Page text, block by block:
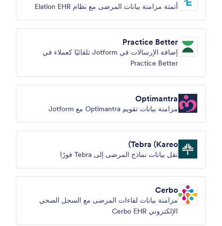
أتمتة مزامنة بيانات المرضى مع نظام Elation EHR
Practice Better
إضافة الإرسالات في Jotform تلقائيًا كعملاء في
Practice Better
Optimantra
مزامنة بيانات تقويم Optimantra مع Jotform
Tebra (Kareo)
نقل بيانات نماذج المرضى إلى Tebra فورًا
Cerbo
مزامنة بيانات لقاءات المرضى مع السجل الصحي
الإلكتروني Cerbo EHR